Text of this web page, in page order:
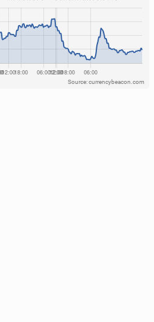
Source: currencybeacon.com